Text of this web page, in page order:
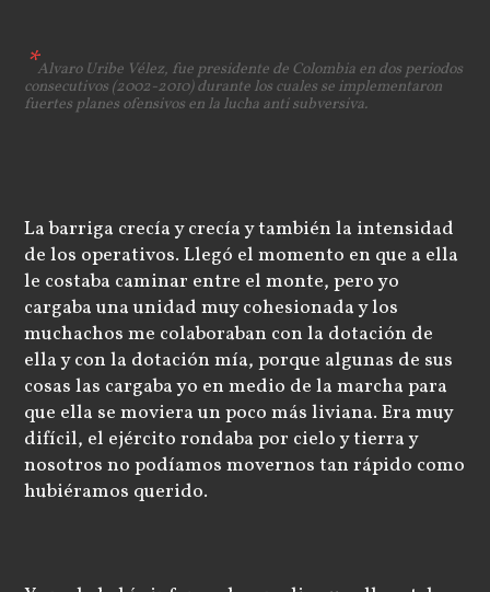
Alvaro Uribe Vélez, fue presidente de Colombia en dos periodos
consecutivos (2002-2010) durante los cuales se implementaron
fuertes planes ofensivos en la lucha anti subversiva.
La barriga crecía y crecía y también la intensidad
de los operativos. Llegó el momento en que a ella
le costaba caminar entre el monte, pero yo
cargaba una unidad muy cohesionada y los
muchachos me colaboraban con la dotación de
ella y con la dotación mía, porque algunas de sus
cosas las cargaba yo en medio de la marcha para
que ella se moviera un poco más liviana. Era muy
difícil, el ejército rondaba por cielo y tierra y
nosotros no podíamos movernos tan rápido como
hubiéramos querido.